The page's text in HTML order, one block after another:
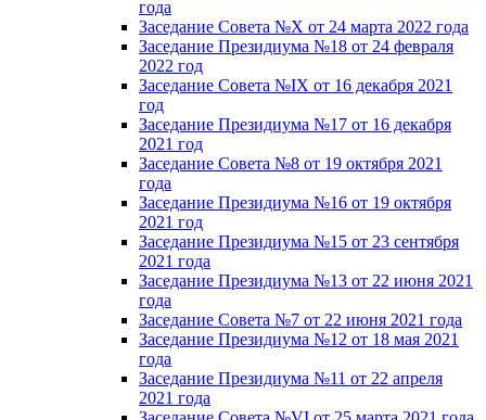
года
Заседание Совета №X от 24 марта 2022 года
Заседание Президиума №18 от 24 февраля
2022 год
Заседание Совета №IX от 16 декабря 2021
год
Заседание Президиума №17 от 16 декабря
2021 год
Заседание Совета №8 от 19 октября 2021
года
Заседание Президиума №16 от 19 октября
2021 год
Заседание Президиума №15 от 23 сентября
2021 года
Заседание Президиума №13 от 22 июня 2021
года
Заседание Совета №7 от 22 июня 2021 года
Заседание Президиума №12 от 18 мая 2021
года
Заседание Президиума №11 от 22 апреля
2021 года